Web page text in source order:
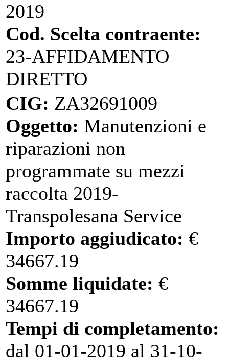
2019
Cod. Scelta contraente:
23-AFFIDAMENTO
DIRETTO
CIG: ZA32691009
Oggetto: Manutenzioni e
riparazioni non
programmate su mezzi
raccolta 2019-
Transpolesana Service
Importo aggiudicato: €
34667.19
Somme liquidate: €
34667.19
Tempi di completamento:
dal 01-01-2019 al 31-10-